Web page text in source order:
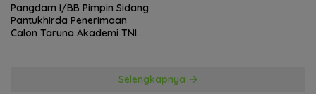
Pangdam I/BB Pimpin Sidang
Pantukhirda Penerimaan
Calon Taruna Akademi TNI
Selengkapnya